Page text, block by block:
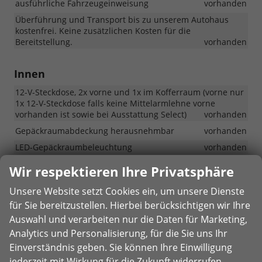
ausführliche Fahrzeugeinweisung
vorhanden
Überführung und Transport bis zu unserem Autohaus
kostenfrei. Keine zusätzlichen Kosten für die
Bereitstellung.
vorhanden
Innen
12-V-Steckdose, 2x vorne und 1x im Kofferraum (vorne nur
1x 12-V-Steckdose falls keine Mittelarmlehne vorne
vorhanden ist sowie bei Ausstattung Select)
vorhanden
Gepäckraumabdeckung herausnehmbar
vorhanden
LED-Gepäckraumbeleuchtung
vorhanden
Mittelarmlehne vorne mit Ablagefach
vorhanden
Ablagetaschen an der Rückseite der Vordersitze
vorhanden
Brillenablagefach
Detail
Foto
vorhanden
Fach in der Mittelkonsole des Armaturenbretts
vorhanden
Wir respektieren Ihre Privatsphäre
Unsere Website setzt Cookies ein, um unsere Dienste
für Sie bereitzustellen. Hierbei berücksichtigen wir Ihre
Auswahl und verarbeiten nur die Daten für Marketing,
Analytics und Personalisierung, für die Sie uns Ihr
Einverständnis geben. Sie können Ihre Einwilligung